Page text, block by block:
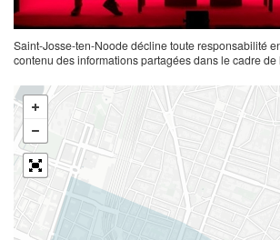
Saint-Josse-ten-Noode décline toute responsabilité
contenu des informations partagées dans le cadre de